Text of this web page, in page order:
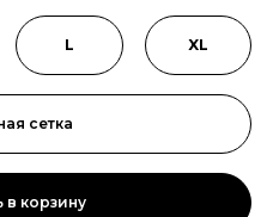
сетка
XL
L
в корзину